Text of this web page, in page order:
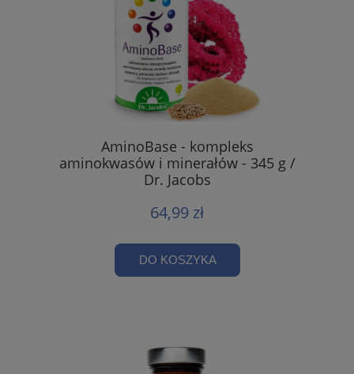
AminoBase - kompleks
aminokwasów i minerałów - 345 g /
Dr. Jacobs
64,99 zł
DO KOSZYKA